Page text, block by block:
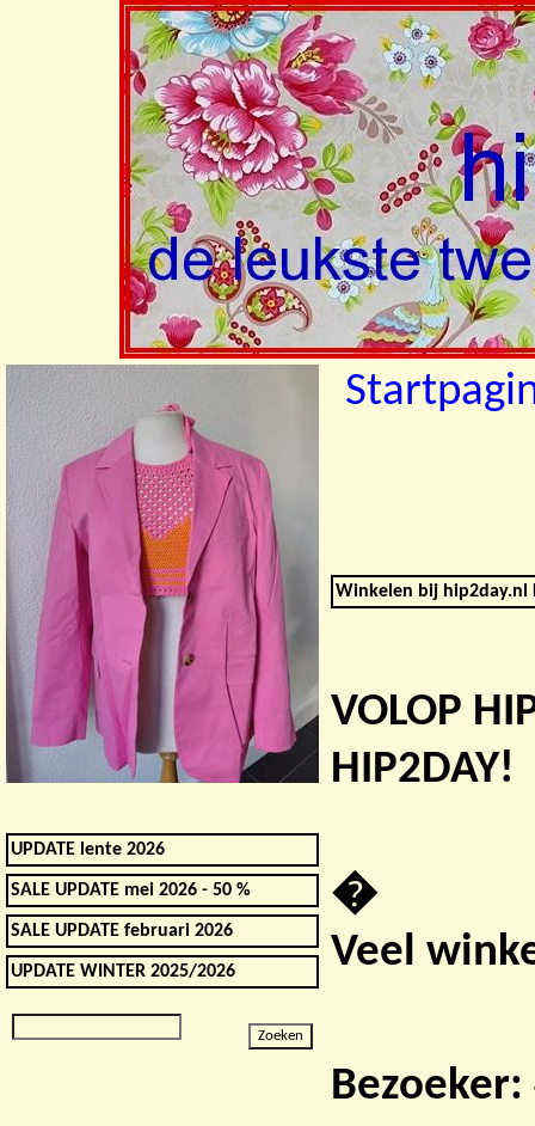
UPDATE lente 2026
SALE UPDATE mei 2026 - 50 %
SALE UPDATE februari 2026
UPDATE WINTER 2025/2026
Winkelen bij hip2day.nl
VOLOP
HIP2DAY!
�
Veel